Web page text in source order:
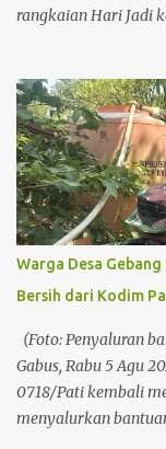
pada pemilu-p...
rangkaian Hari Jadi
Kabupaten Pati.
Pati Risma Ardhi
TV Hary Hermawan
"Pasti Bisa", Golkar
Meningkat Baca
Potensi Pati Harus
dibahas dalam
28–29 Agustus
menghadirkan
masyarakat. Plt
pemerintah daerah
Warga Desa
Bersih dari Kodim
(Foto: Penyaluran
Gabus, Rabu 5 Agu
0718/Pati kembali
menyalurkan